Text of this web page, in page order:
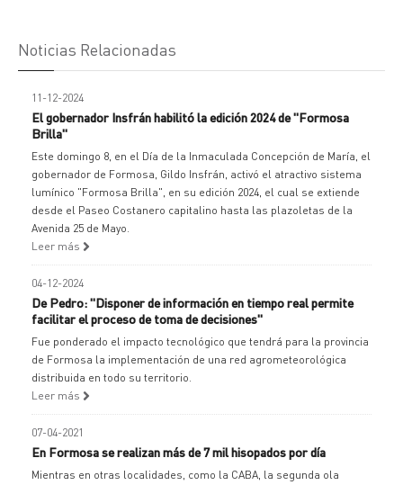
Noticias Relacionadas
11-12-2024
El gobernador Insfrán habilitó la edición 2024 de "Formosa
Brilla"
Este domingo 8, en el Día de la Inmaculada Concepción de María, el
gobernador de Formosa, Gildo Insfrán, activó el atractivo sistema
lumínico "Formosa Brilla", en su edición 2024, el cual se extiende
desde el Paseo Costanero capitalino hasta las plazoletas de la
Avenida 25 de Mayo.
Leer más
04-12-2024
De Pedro: "Disponer de información en tiempo real permite
facilitar el proceso de toma de decisiones"
Fue ponderado el impacto tecnológico que tendrá para la provincia
de Formosa la implementación de una red agrometeorológica
distribuida en todo su territorio.
Leer más
07-04-2021
En Formosa se realizan más de 7 mil hisopados por día
Mientras en otras localidades, como la CABA, la segunda ola